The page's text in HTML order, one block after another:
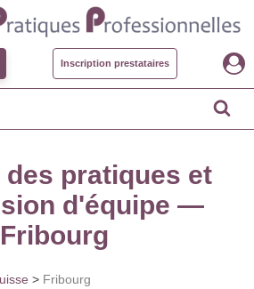
Inscription prestataires
pratiques et
d'équipe —
Fribourg
> Fribourg